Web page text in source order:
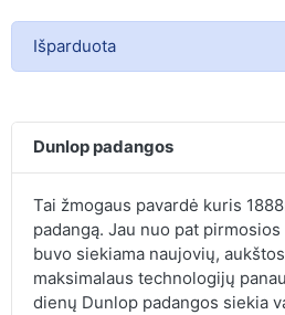
Išparduota
Dunlop padangos
Tai žmogaus pavardė kuris
padangą. Jau nuo pat
buvo siekiama naujovių,
maksimalaus technologijų
dienų Dunlop padangos siekia